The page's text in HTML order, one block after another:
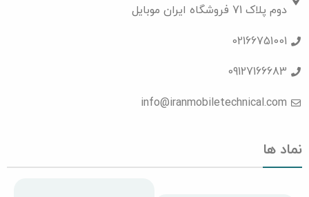
دوم پلاک 71 فروشگاه ایران موبایل
02166751001
09127166683
info@iranmobiletechnical.com
نماد ها